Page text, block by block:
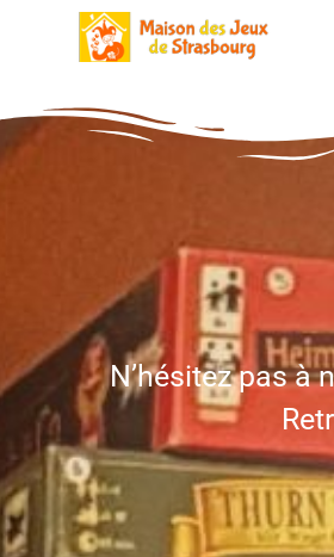
contenu
N’hésitez pas à